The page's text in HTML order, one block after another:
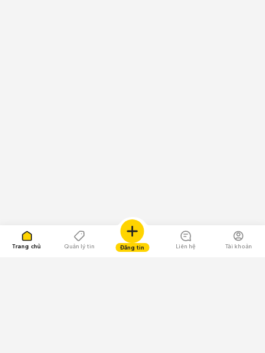
Trang chủ Quản lý tin Đăng tin Liên hệ Tài khoản